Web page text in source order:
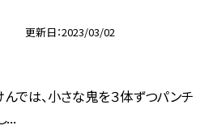
更新日 2023/03/02
んでは、小さな鬼を３体ずつパンチ
...